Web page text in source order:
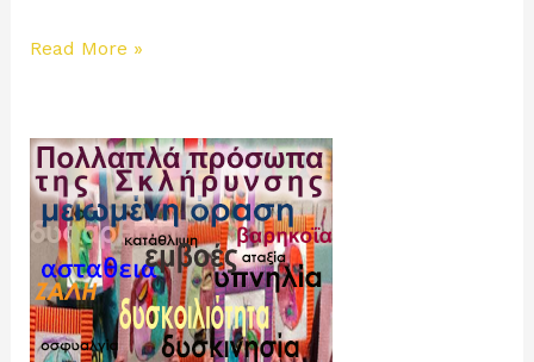
Παγκόσμια
30
Μαΐου
Read More »